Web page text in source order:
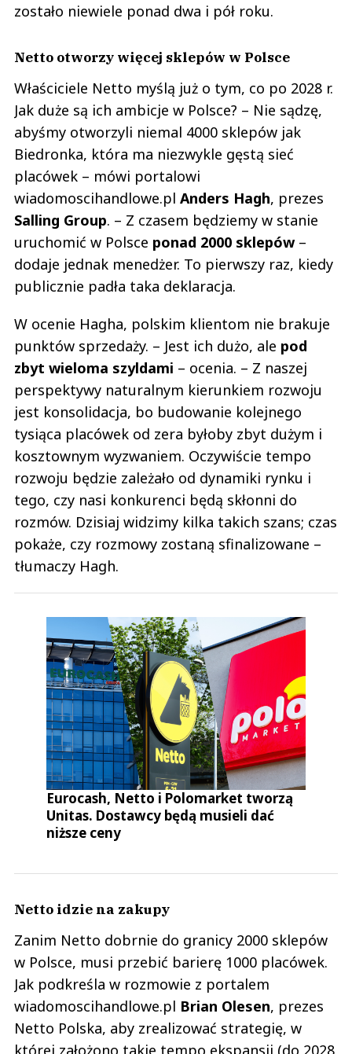
zostało niewiele ponad dwa i pół roku.
Netto otworzy więcej sklepów w Polsce
Właściciele Netto myślą już o tym, co po 2028 r.
Jak duże są ich ambicje w Polsce? – Nie sądzę,
abyśmy otworzyli niemal 4000 sklepów jak
Biedronka, która ma niezwykle gęstą sieć
placówek – mówi portalowi
wiadomoscihandlowe.pl Anders Hagh, prezes
Salling Group. – Z czasem będziemy w stanie
uruchomić w Polsce ponad 2000 sklepów–
dodaje jednak menedżer. To pierwszy raz, kiedy
publicznie padła taka deklaracja.
W ocenie Hagha, polskim klientom nie brakuje
punktów sprzedaży. – Jest ich dużo, ale pod
zbyt wieloma szyldami – ocenia. – Z naszej
perspektywy naturalnym kierunkiem rozwoju
jest konsolidacja, bo budowanie kolejnego
tysiąca placówek od zera byłoby zbyt dużym i
kosztownym wyzwaniem. Oczywiście tempo
rozwoju będzie zależało od dynamiki rynku i
tego, czy nasi konkurenci będą skłonni do
rozmów. Dzisiaj widzimy kilka takich szans; czas
pokaże, czy rozmowy zostaną sfinalizowane –
tłumaczy Hagh.
Eurocash, Netto i Polomarket tworzą
Unitas. Dostawcy będą musieli dać
niższe ceny
Netto idzie na zakupy
Zanim Netto dobrnie do granicy 2000 sklepów
w Polsce, musi przebić barierę 1000 placówek.
Jak podkreśla w rozmowie z portalem
wiadomoscihandlowe.pl Brian Olesen, prezes
Netto Polska, aby zrealizować strategię, w
której założono takie tempo ekspansji (do 2028